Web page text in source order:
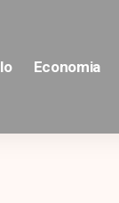
Economia